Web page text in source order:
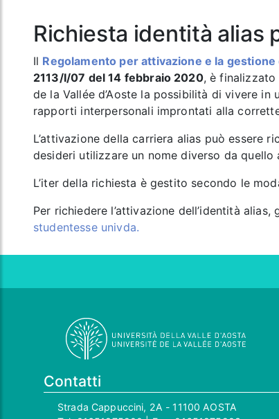
Richiesta identità alias
Il Regolamento per attivazione e la
2113/I/07 del 14 febbraio 2020, è finalizzato
de la Vallée d’Aoste la possibilità di vivere
rapporti interpersonali improntati alla
L’attivazione della carriera alias può essere
desideri utilizzare un nome diverso da quello
L’iter della richiesta è gestito secondo le
Per richiedere l’attivazione dell’identità
studentesse univda.
Contatti
Strada Cappuccini, 2A - 11100 AOSTA